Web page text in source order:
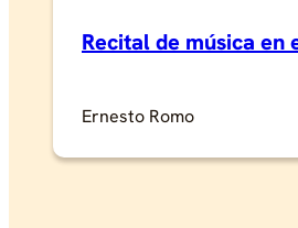
Recital de música
Ernesto Romo